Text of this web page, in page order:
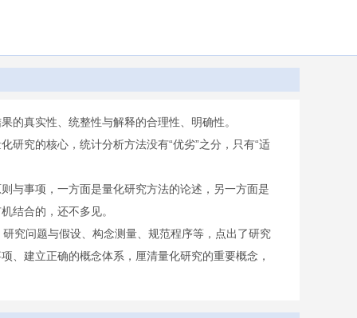
的真实性、统整性与解释的合理性、明确性。
研究的核心，统计分析方法没有“优劣”之分，只有“适
与事项，一方面是量化研究方法的论述，另一方面是
结合的，还不多见。
究问题与假设、构念测量、规范程序等，点出了研究
、建立正确的概念体系，厘清量化研究的重要概念，